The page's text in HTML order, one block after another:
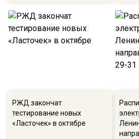
РЖД закончат
тестирование новых
«Ласточек» в октябре